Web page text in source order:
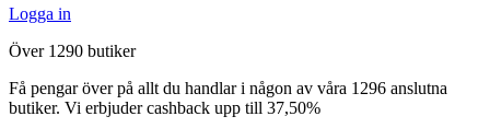
Logga in
Över 1290 butiker
Få pengar över på allt du handlar i någon av våra 1296 anslutna
butiker. Vi erbjuder cashback upp till 37,50%